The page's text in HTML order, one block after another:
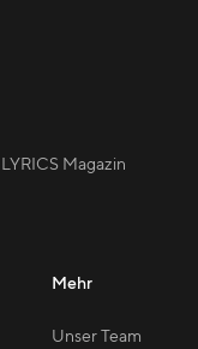
LYRICS Magazin
Mehr
Unser Team